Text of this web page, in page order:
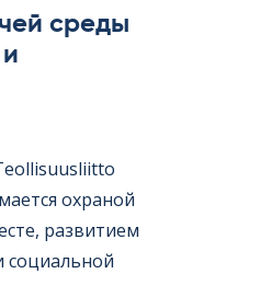
среды
охраной
развитием
социальной